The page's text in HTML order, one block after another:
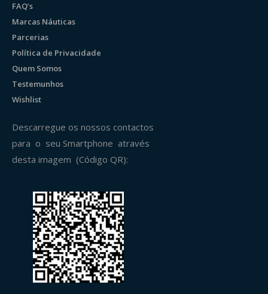
FAQ’s
Marcas Náuticas
Parcerias
Política de Privacidade
Quem Somos
Testemunhos
Wishlist
Descarregue os nossos contactos
para o seu Smartphone através
desta imagem (Código QR):